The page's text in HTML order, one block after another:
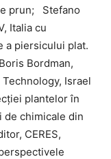
prun; Stefano
Italia cu
a piersicului plat.
Bordman,
Israel
plantelor în
chimicale din
CERES,